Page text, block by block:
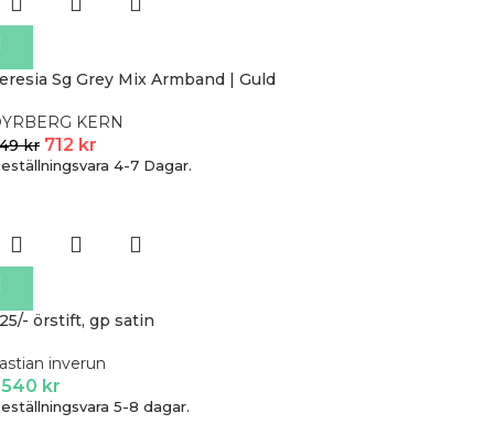
Sg Grey Mix Armband | Guld
KERN
kr 712 kr
4-7 Dagar.
örstift, gp satin
inverun
540 kr
5-8 dagar.